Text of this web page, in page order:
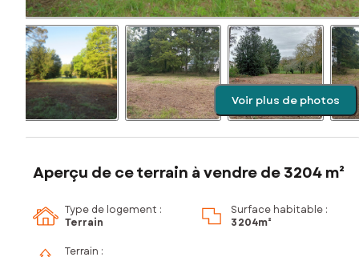
Voir plus de photos
Aperçu de ce terrain à vendre de 3204 m²
Type de logement :
Terrain
Surface habitable :
3 204m²
Terrain :